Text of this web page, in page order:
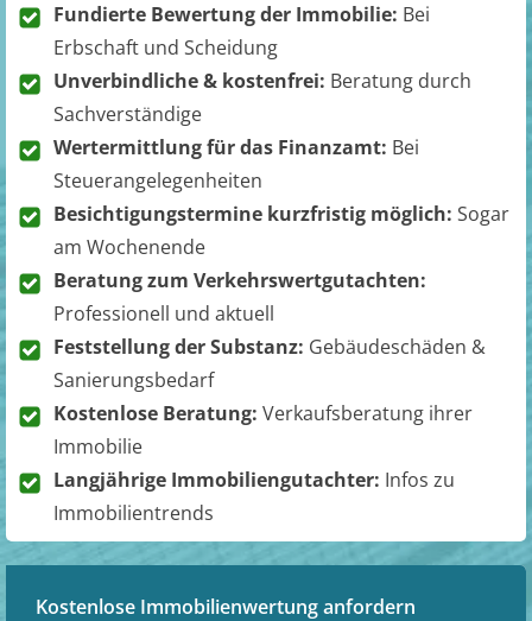
Fundierte Bewertung der Immobilie: Bei
Erbschaft und Scheidung
Unverbindliche & kostenfrei: Beratung durch
Sachverständige
Wertermittlung für das Finanzamt: Bei
Steuerangelegenheiten
Besichtigungstermine kurzfristig möglich: Sogar
am Wochenende
Beratung zum Verkehrswertgutachten:
Professionell und aktuell
Feststellung der Substanz: Gebäudeschäden &
Sanierungsbedarf
Kostenlose Beratung: Verkaufsberatung ihrer
Immobilie
Langjährige Immobiliengutachter: Infos zu
Immobilientrends
Kostenlose Immobilienwertung anfordern